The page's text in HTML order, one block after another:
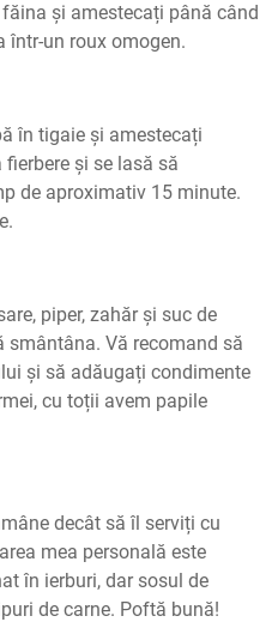
și amestecați până când
într-un roux omogen.
în tigaie și amestecați
și se lasă să
de aproximativ 15 minute.
piper, zahăr și suc de
smântâna. Vă recomand să
și să adăugați condimente
cu toții avem papile
decât să îl serviți cu
mea personală este
în ierburi, dar sosul de
de carne. Poftă bună!